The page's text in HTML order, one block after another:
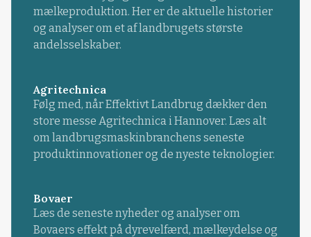
mælkeproduktion. Her er de aktuelle historier
og analyser om et af landbrugets største
andelsselskaber.
Agritechnica
Følg med, når Effektivt Landbrug dækker den
store messe Agritechnica i Hannover. Læs alt
om landbrugsmaskinbranchens seneste
produktinnovationer og de nyeste teknologier.
Bovaer
Læs de seneste nyheder og analyser om
Bovaers effekt på dyrevelfærd, mælkeydelse og